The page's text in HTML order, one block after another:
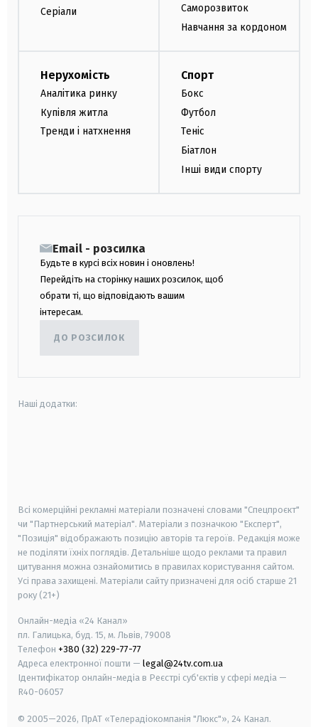
Серіали
Саморозвиток
Навчання за кордоном
Нерухомість
Аналітика ринку
Купівля житла
Тренди і натхнення
Спорт
Бокс
Футбол
Теніс
Біатлон
Інші види спорту
Email - розсилка
Будьте в курсі всіх новин і оновлень!
Перейдіть на сторінку наших розсилок, щоб
обрати ті, що відповідають вашим
інтересам.
ДО РОЗСИЛОК
Наші додатки:
Всі комерційні рекламні матеріали позначені словами "Спецпроєкт"
чи "Партнерський матеріал". Матеріали з позначкою "Експерт",
"Позиція" відображають позицію авторів та героїв. Редакція може
не поділяти їхніх поглядів. Детальніше щодо реклами та правил
цитування можна ознайомитись в правилах користування сайтом.
Усі права захищені. Матеріали сайту призначені для осіб старше 21
року (21+)
Онлайн-медіа «24 Канал»
пл. Галицька, буд. 15, м. Львів, 79008
Телефон +380 (32) 229-77-77
Адреса електронної пошти — legal@24tv.com.ua
Ідентифікатор онлайн-медіа в Реєстрі суб'єктів у сфері медіа —
R40-06057
© 2005—2026, ПрАТ «Телерадіокомпанія "Люкс"», 24 Канал.